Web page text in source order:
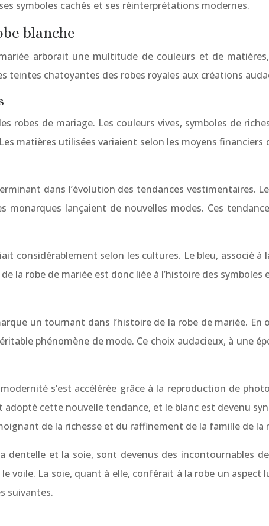
symboles cachés et ses réinterprétations modernes.
blanche
arborait une multitude de couleurs et de
chatoyantes des robes royales aux créations
robes de mariage. Les couleurs vives, symboles de
matières utilisées variaient selon les moyens financiers
dans l’évolution des tendances vestimentaires.
monarques lançaient de nouvelles modes. Ces
considérablement selon les cultures. Le bleu, associé à
la robe de mariée est donc liée à l’histoire des symboles
un tournant dans l’histoire de la robe de mariée.
phénomène de mode. Ce choix audacieux, à une
s’est accélérée grâce à la reproduction de
cette nouvelle tendance, et le blanc est devenu
de la richesse et du raffinement de la famille de la
dentelle et la soie, sont devenus des incontournables
voile. La soie, quant à elle, conférait à la robe un
suivantes.